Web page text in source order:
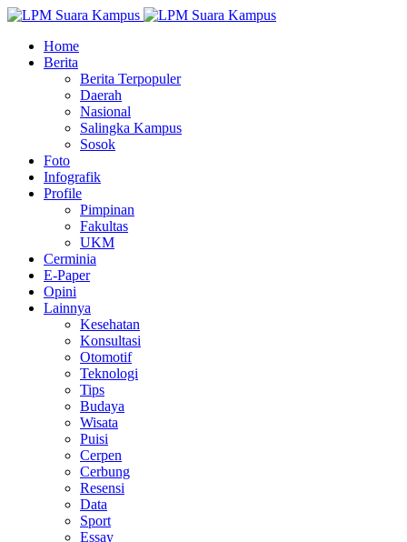
Home
Berita
Berita Terpopuler
Daerah
Nasional
Salingka Kampus
Sosok
Foto
Infografik
Profile
Pimpinan
Fakultas
UKM
Cerminia
E-Paper
Opini
Lainnya
Kesehatan
Konsultasi
Otomotif
Teknologi
Tips
Budaya
Wisata
Puisi
Cerpen
Cerbung
Resensi
Data
Sport
Essay